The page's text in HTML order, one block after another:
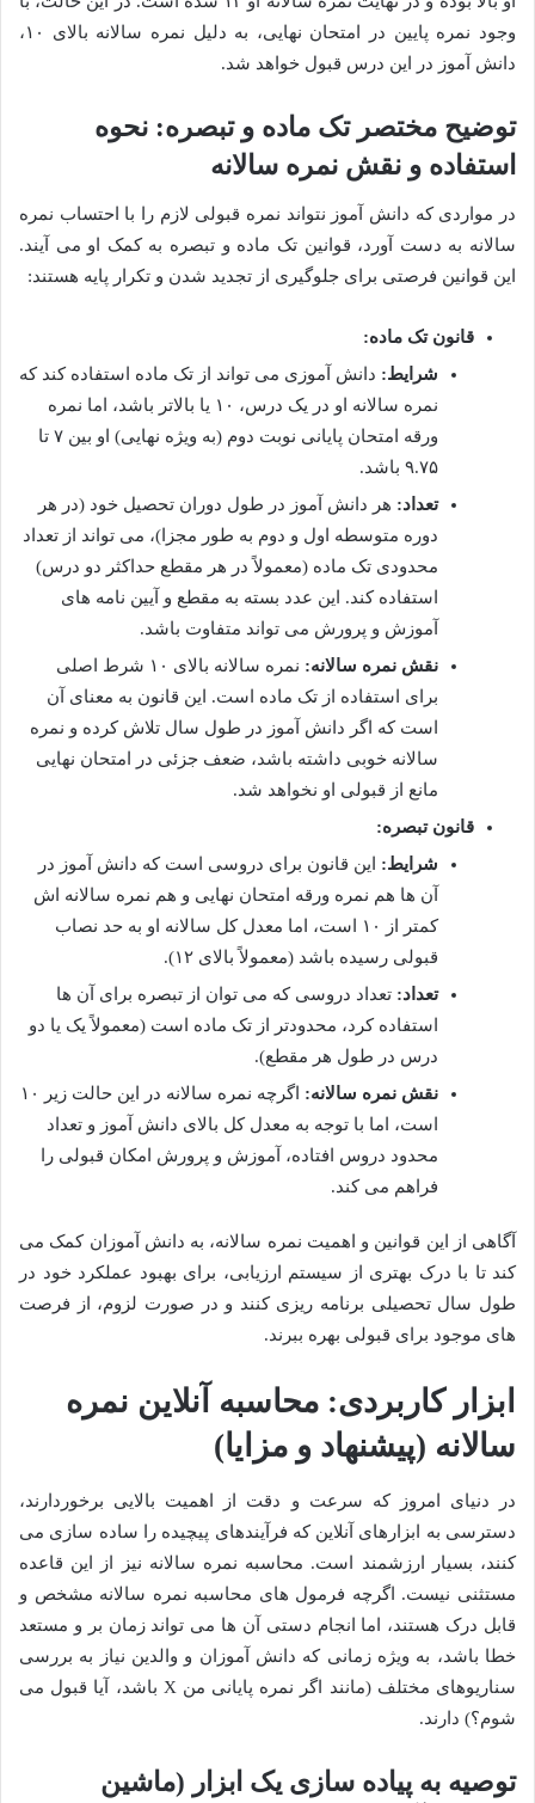
وجود نمره پایین در امتحان نهایی، به دلیل نمره سالانه بالای ۱۰،
دانش آموز در این درس قبول خواهد شد.
توضیح مختصر تک ماده و تبصره: نحوه
استفاده و نقش نمره سالانه
در مواردی که دانش آموز نتواند نمره قبولی لازم را با احتساب نمره
سالانه به دست آورد، قوانین تک ماده و تبصره به کمک او می آیند.
این قوانین فرصتی برای جلوگیری از تجدید شدن و تکرار پایه هستند:
قانون تک ماده:
شرایط: دانش آموزی می تواند از تک ماده استفاده کند که
نمره سالانه او در یک درس، ۱۰ یا بالاتر باشد، اما نمره
ورقه امتحان پایانی نوبت دوم (به ویژه نهایی) او بین ۷ تا
۹.۷۵ باشد.
تعداد: هر دانش آموز در طول دوران تحصیل خود (در هر
دوره متوسطه اول و دوم به طور مجزا)، می تواند از تعداد
محدودی تک ماده (معمولاً در هر مقطع حداکثر دو درس)
استفاده کند. این عدد بسته به مقطع و آیین نامه های
آموزش و پرورش می تواند متفاوت باشد.
نقش نمره سالانه:
نمره سالانه بالای ۱۰ شرط اصلی
برای استفاده از تک ماده است. این قانون به معنای آن
است که اگر دانش آموز در طول سال تلاش کرده و نمره
سالانه خوبی داشته باشد، ضعف جزئی در امتحان نهایی
مانع از قبولی او نخواهد شد.
قانون تبصره:
شرایط: این قانون برای دروسی است که دانش آموز در
آن ها هم نمره ورقه امتحان نهایی و هم نمره سالانه اش
کمتر از ۱۰ است، اما معدل کل سالانه او به حد نصاب
قبولی رسیده باشد (معمولاً بالای ۱۲).
تعداد: تعداد دروسی که می توان از تبصره برای آن ها
استفاده کرد، محدودتر از تک ماده است (معمولاً یک یا دو
درس در طول هر مقطع).
نقش نمره سالانه:
اگرچه نمره سالانه در این حالت زیر ۱۰
است، اما با توجه به معدل کل بالای دانش آموز و تعداد
محدود دروس افتاده، آموزش و پرورش امکان قبولی را
فراهم می کند.
آگاهی از این قوانین و اهمیت نمره سالانه، به دانش آموزان کمک می
کند تا با درک بهتری از سیستم ارزیابی، برای بهبود عملکرد خود در
طول سال تحصیلی برنامه ریزی کنند و در صورت لزوم، از فرصت
های موجود برای قبولی بهره ببرند.
ابزار کاربردی: محاسبه آنلاین نمره
سالانه (پیشنهاد و مزایا)
در دنیای امروز که سرعت و دقت از اهمیت بالایی برخوردارند،
دسترسی به ابزارهای آنلاین که فرآیندهای پیچیده را ساده سازی می
کنند، بسیار ارزشمند است. محاسبه نمره سالانه نیز از این قاعده
مستثنی نیست. اگرچه فرمول های محاسبه نمره سالانه مشخص و
قابل درک هستند، اما انجام دستی آن ها می تواند زمان بر و مستعد
خطا باشد، به ویژه زمانی که دانش آموزان و والدین نیاز به بررسی
سناریوهای مختلف (مانند اگر نمره پایانی من X باشد، آیا قبول می
شوم؟) دارند.
توصیه به پیاده سازی یک ابزار (ماشین